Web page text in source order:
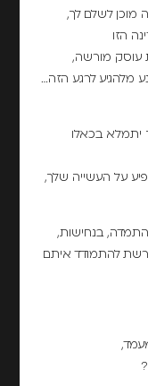
מוכן לשלם לך,
הזו
עוסק מורשה,
מלהגיע לרגע הזה…
יתמלא בכאלו
על העשייה שלך,
בנחישות,
להתמודד איתם